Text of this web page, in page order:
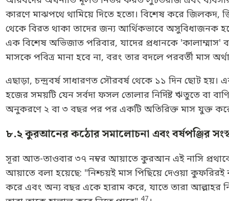
কারণে মাঝপথে থামিয়ে দিতে হতো। বিশেষ করে জিলকদ,
থেকে বিরত থাকা তাদের জন্য আর্থিকভাবে অসুবিধাজনক
এক বিশেষ অভিজাত পরিবার, যাদের প্রধানকে
মাসকে পবিত্র মানা হবে না, বরং তার বদলে পরবর্তী মাস
এছাড়া, চন্দ্রবর্ষ সাধারণত সৌরবর্ষ থেকে ১১ দিন ছোট
হজের সময়টি যেন সর্বদা ফসল তোলার নির্দিষ্ট ঋতুতে বা
অনুকরণে ২ বা ৩ বছর পর পর একটি অতিরিক্ত মাস যুক্ত করে
৮.২ কুরআনের কঠোর সমালোচনা এবং বর্ষপঞ্জির
সূরা আত-তাওবার ৩৭ নম্বর আয়াতে কুরআন এই নাসি
আয়াতে বলা হয়েছে: "নিশ্চয়ই মাস পিছিয়ে দেওয়া কুফরিরই
করে এবং অন্য বছর একে হারাম করে, যাতে তারা আল্লাহর